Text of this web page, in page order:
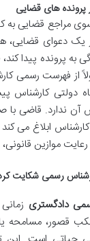
پرونده های قضایی
سوی مراجع قضایی به
یک دعوای قضایی،
به پرونده پیدا
از فهرست رسمی
دولتی کارشناس
آن ندارد. قاضی با
کارشناس ابلاغ می
موازین قانونی،
رسمی شکایت
دادگستری
قصور، مسامحه